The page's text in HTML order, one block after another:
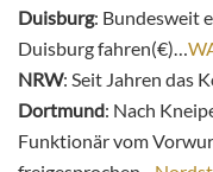
Duisburg: Bundesweit
Duisburg fahren(€)…
NRW: Seit Jahren das
Dortmund: Nach
Funktionär vom